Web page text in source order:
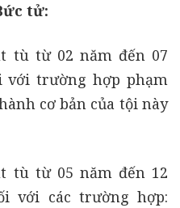
tử:
tù từ 02 năm đến 07
với trường hợp phạm
cơ bản của tội này
tù từ 05 năm đến 12
với các trường hợp: